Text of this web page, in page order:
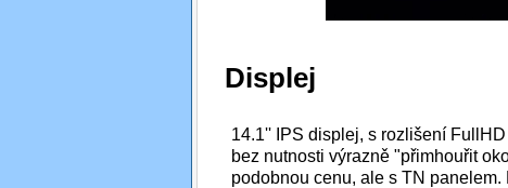
Displej
14.1'' IPS displej, s rozlišení
bez nutnosti výrazně "přimhouřit
podobnou cenu, ale s TN